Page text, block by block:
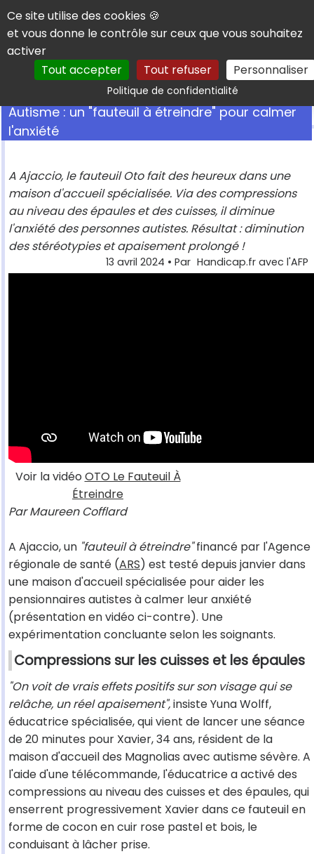
Panneau de gestion des cookies
Ce site utilise des cookies 🍪
et vous donne le contrôle sur ceux que vous souhaitez
activer
Tout accepter
Tout refuser Personnaliser
Politique de confidentialitéRechercher
Autisme : un "fauteuil à étreindre" pour calmer
l'anxiété
A Ajaccio, le fauteuil Oto fait des heureux dans une
maison d'accueil spécialisée. Via des compressions
au niveau des épaules et des cuisses, il diminue
l'anxiété des personnes autistes. Résultat : diminution
des stéréotypies et apaisement prolongé !
13 avril 2024 • Par Handicap.fr avec l'AFP
Voir la vidéo OTO Le Fauteuil À
Étreindre
Par Maureen Cofflard
A Ajaccio, un "fauteuil à étreindre"financé par l'Agence
régionale de santé (ARS) est testé depuis janvier dans
une maison d'accueil spécialisée pour aider les
pensionnaires autistes à calmer leur anxiété
(présentation en vidéo ci-contre). Une
expérimentation concluante selon les soignants.
Compressions sur les cuisses et les épaules
"On voit de vrais effets positifs sur son visage qui se
relâche, un réel apaisement",insiste Yuna Wolff,
éducatrice spécialisée, qui vient de lancer une séance
de 20 minutes pour Xavier, 34 ans, résident de la
maison d'accueil des Magnolias avec autisme sévère. A
l'aide d'une télécommande, l'éducatrice a activé des
compressions au niveau des cuisses et des épaules, qui
enserrent progressivement Xavier dans ce fauteuil en
forme de cocon en cuir rose pastel et bois, le
conduisant à lâcher prise.